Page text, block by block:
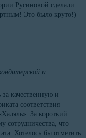
Русиновой сделали
Это было круто!)
и
качественную и
соответствия
За короткий
сотрудничества, что
Хотелось бы отметить